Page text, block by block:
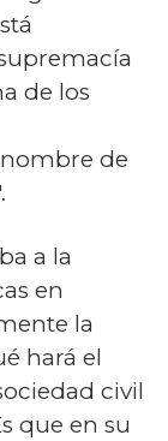
de los
de
a la
en
la
hará el
civil
que en su